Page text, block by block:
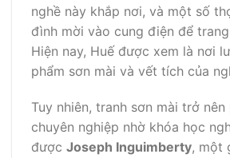
nghề này khắp nơi, và một số
đình mời vào cung điện để
Hiện nay, Huế được xem là nơi
phẩm sơn mài và vết tích của
Tuy nhiên, tranh sơn mài trở
chuyên nghiệp nhờ khóa học
được Joseph Inguimberty, một